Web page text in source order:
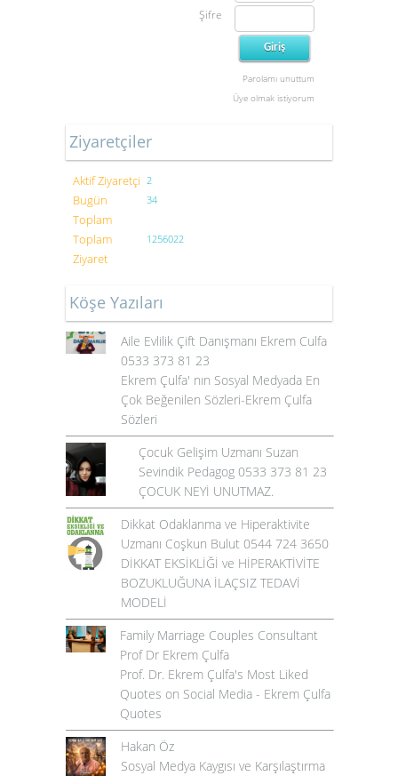
Şifre
Parolamı unuttum
Üye olmak istiyorum
Ziyaretçiler
Aktif Ziyaretçi 2
Bugün
Toplam
34
Toplam
Ziyaret
1256022
Köşe Yazıları
Aile Evlilik Çift Danışmanı Ekrem Culfa
0533 373 81 23
Ekrem Çulfa' nın Sosyal Medyada En
Çok Beğenilen Sözleri-Ekrem Çulfa
Sözleri
Çocuk Gelişim Uzmanı Suzan
Sevindik Pedagog 0533 373 81 23
ÇOCUK NEYİ UNUTMAZ.
Dikkat Odaklanma ve Hiperaktivite
Uzmanı Coşkun Bulut 0544 724 3650
DİKKAT EKSİKLİĞİ ve HİPERAKTİVİTE
BOZUKLUĞUNA İLAÇSIZ TEDAVİ
MODELİ
Family Marriage Couples Consultant
Prof Dr Ekrem Çulfa
Prof. Dr. Ekrem Çulfa's Most Liked
Quotes on Social Media - Ekrem Çulfa
Quotes
Hakan Öz
Sosyal Medya Kaygısı ve Karşılaştırma